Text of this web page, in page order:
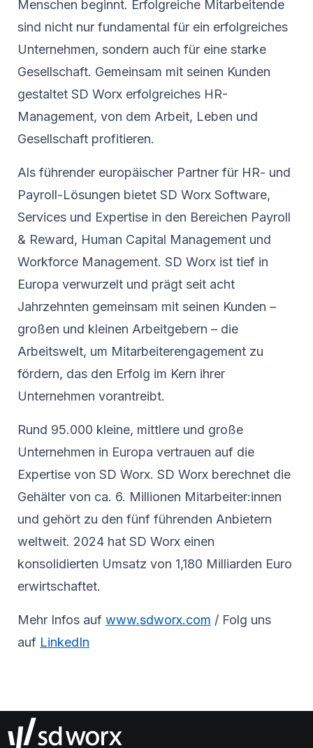
Menschen beginnt. Erfolgreiche Mitarbeitende
sind nicht nur fundamental für ein erfolgreiches
Unternehmen, sondern auch für eine starke
Gesellschaft. Gemeinsam mit seinen Kunden
gestaltet SD Worx erfolgreiches HR-
Management, von dem Arbeit, Leben und
Gesellschaft profitieren.
Als führender europäischer Partner für HR- und
Payroll-Lösungen bietet SD Worx Software,
Services und Expertise in den Bereichen Payroll
& Reward, Human Capital Management und
Workforce Management. SD Worx ist tief in
Europa verwurzelt und prägt seit acht
Jahrzehnten gemeinsam mit seinen Kunden –
großen und kleinen Arbeitgebern – die
Arbeitswelt, um Mitarbeiterengagement zu
fördern, das den Erfolg im Kern ihrer
Unternehmen vorantreibt.
Rund 95.000 kleine, mittlere und große
Unternehmen in Europa vertrauen auf die
Expertise von SD Worx. SD Worx berechnet die
Gehälter von ca. 6. Millionen Mitarbeiter:innen
und gehört zu den fünf führenden Anbietern
weltweit. 2024 hat SD Worx einen
konsolidierten Umsatz von 1,180 Milliarden Euro
erwirtschaftet.
Mehr Infos auf www.sdworx.com / Folg uns
auf LinkedIn